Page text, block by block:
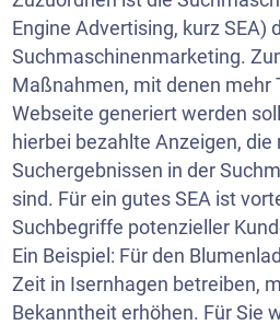
Engine Advertising, kurz SEA)
Suchmaschinenmarketing.
Maßnahmen, mit denen mehr
Webseite generiert werden
hierbei bezahlte Anzeigen, die
Suchergebnissen in der
sind. Für ein gutes SEA ist
Suchbegriffe potenzieller
Ein Beispiel: Für den
Zeit in Isernhagen betreiben,
Bekanntheit erhöhen. Für Sie